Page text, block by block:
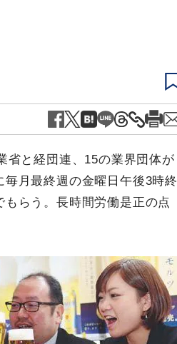
省と経団連、15の業界団体が
月最終週の金曜日午後3時終
らう。長時間労働是正の点